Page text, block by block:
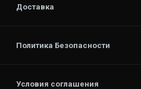
Доставка
Политика Безопасности
Условия соглашения